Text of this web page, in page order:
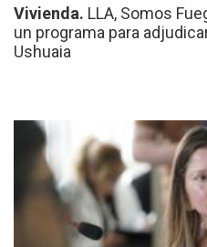
Vivienda. LLA, Somos
un programa para
Ushuaia